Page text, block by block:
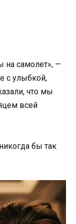
на самолет», —
с улыбкой,
что мы
всей
бы так